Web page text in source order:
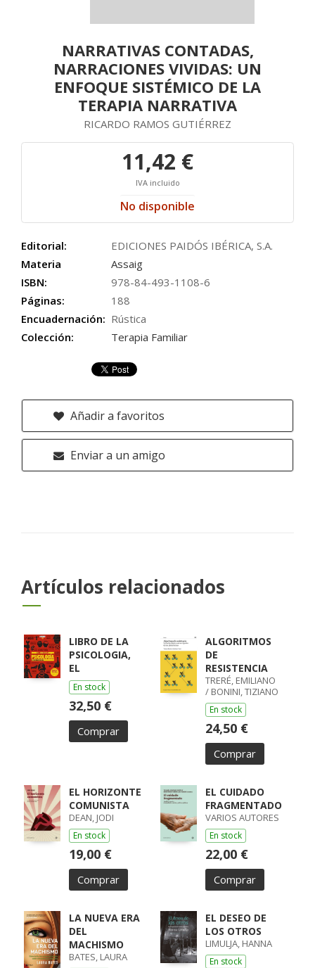
NARRATIVAS CONTADAS,
NARRACIONES VIVIDAS: UN
ENFOQUE SISTÉMICO DE LA
TERAPIA NARRATIVA
RICARDO RAMOS GUTIÉRREZ
11,42 €
IVA incluido
No disponible
Editorial:
EDICIONES PAIDÓS IBÉRICA, S.A.
Materia
Assaig
ISBN:
978-84-493-1108-6
Páginas:
188
Encuadernación: Rústica
Colección:
Terapia Familiar
Añadir a favoritos
Enviar a un amigo
Artículos relacionados
LIBRO DE LA
PSICOLOGIA,
EL
En stock
32,50 €
Comprar
ALGORITMOS
DE
RESISTENCIA
TRERÉ, EMILIANO
/ BONINI, TIZIANO
En stock
24,50 €
Comprar
EL HORIZONTE
COMUNISTA
DEAN, JODI
En stock
19,00 €
Comprar
EL CUIDADO
FRAGMENTADO
VARIOS AUTORES
En stock
22,00 €
Comprar
LA NUEVA ERA
DEL
MACHISMO
BATES, LAURA
EL DESEO DE
LOS OTROS
LIMULJA, HANNA
En stock